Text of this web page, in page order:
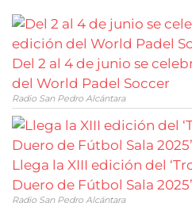
Del 2 al 4 de junio se
del World Padel Soccer
Radio San Pedro Alcántara
Llega la XIII edición del
Duero de Fútbol Sala 2025’
Radio San Pedro Alcántara